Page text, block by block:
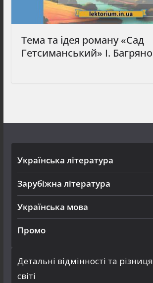
Тема та ідея роману «Сад
Гетсиманський» І.
Українська література
Зарубіжна література
Українська мова
Промо
Детальні відмінності та
світі